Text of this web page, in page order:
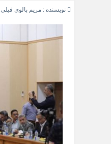
نویسنده : مریم بالوی فیلی